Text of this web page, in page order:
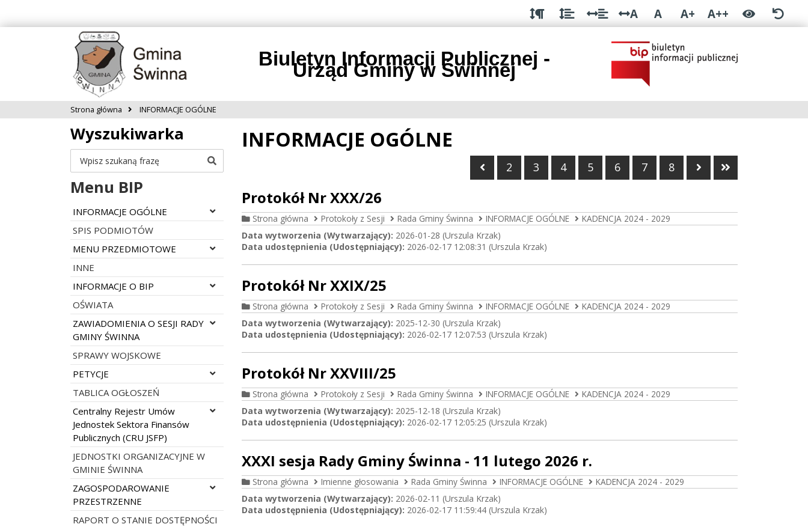
treści
A A A+ A++
Biuletyn Informacji Publicznej -
Urząd Gminy w Świnnej
Strona główna INFORMACJE OGÓLNE
Wyszukiwarka
Szukaj
Menu BIP
Rozwiń menu
INFORMACJE OGÓLNE
SPIS PODMIOTÓW
Rozwiń menu
MENU PRZEDMIOTOWE
INNE
Rozwiń menu
INFORMACJE O BIP
OŚWIATA
Rozwiń menu
ZAWIADOMIENIA O SESJI RADY
GMINY ŚWINNA
SPRAWY WOJSKOWE
Rozwiń menu
PETYCJE
TABLICA OGŁOSZEŃ
Rozwiń menu
Centralny Rejestr Umów
Jednostek Sektora Finansów
Publicznych (CRU JSFP)
JEDNOSTKI ORGANIZACYJNE W
GMINIE ŚWINNA
Rozwiń menu
ZAGOSPODAROWANIE
PRZESTRZENNE
RAPORT O STANIE DOSTĘPNOŚCI
INFORMACJE OGÓLNE
Poprzednia strona
2 3 4 5 6 7 8 Następna strona
Protokół Nr XXX/26
Strona główna Protokoły z Sesji Rada Gminy Świnna INFORMACJE OGÓLNE
KADENCJA 2024 - 2029
Data wytworzenia (Wytwarzający): 2026-01-28 (Urszula Krzak)
Data udostępnienia (Udostępniający): 2026-02-17 12:08:31 (Urszula Krzak)
Protokół Nr XXIX/25
Strona główna Protokoły z Sesji Rada Gminy Świnna INFORMACJE OGÓLNE
KADENCJA 2024 - 2029
Data wytworzenia (Wytwarzający): 2025-12-30 (Urszula Krzak)
Data udostępnienia (Udostępniający): 2026-02-17 12:07:53 (Urszula Krzak)
Protokół Nr XXVIII/25
Strona główna Protokoły z Sesji Rada Gminy Świnna INFORMACJE OGÓLNE
KADENCJA 2024 - 2029
Data wytworzenia (Wytwarzający): 2025-12-18 (Urszula Krzak)
Data udostępnienia (Udostępniający): 2026-02-17 12:05:25 (Urszula Krzak)
XXXI sesja Rady Gminy Świnna - 11 lutego 2026 r.
Strona główna Imienne głosowania Rada Gminy Świnna INFORMACJE OGÓLNE
KADENCJA 2024 - 2029
Data wytworzenia (Wytwarzający): 2026-02-11 (Urszula Krzak)
Data udostępnienia (Udostępniający): 2026-02-17 11:59:44 (Urszula Krzak)